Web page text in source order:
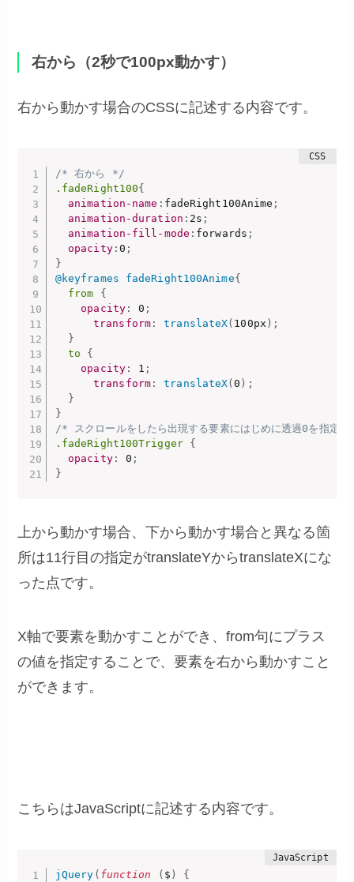
右から（2秒で100px動かす）
右から動かす場合のCSSに記述する内容です。
/* 右から */
.fadeRight100{
animation-name : fadeRight100Anime ;
animation-duration : 2s ;
animation-fill-mode : forwards ;
opacity: 0 ;
}
@keyframes fadeRight100Anime{
from
{
opacity : 0 ;
transform : translateX( 100px ) ;
}
to
{
opacity : 1 ;
transform : translateX(0 ) ;
}
}
/* スクロールをしたら出現する要素にはじめに透過0を指定
.fadeRight100Trigger
{
opacity: 0 ;
}
上から動かす場合、下から動かす場合と異なる箇
所は11行目の指定がtranslateYからtranslateXにな
った点です。
X軸で要素を動かすことができ、from句にプラス
の値を指定することで、要素を右から動かすこと
ができます。
こちらはJavaScriptに記述する内容です。
jQuery ( function ( $ )
{